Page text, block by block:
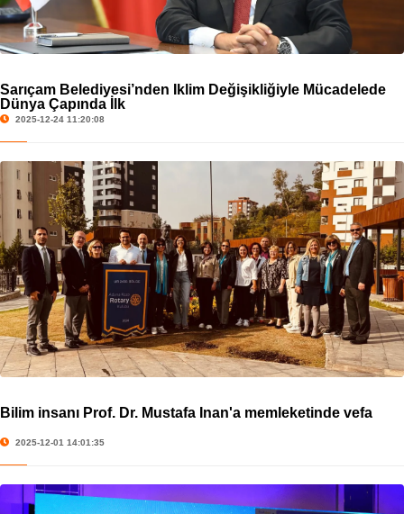
Sarıçam Belediyesi’nden İklim Değişikliğiyle Mücadelede
Dünya Çapında İlk
2025-12-24 11:20:08
Bilim insanı Prof. Dr. Mustafa İnan'a memleketinde vefa
2025-12-01 14:01:35